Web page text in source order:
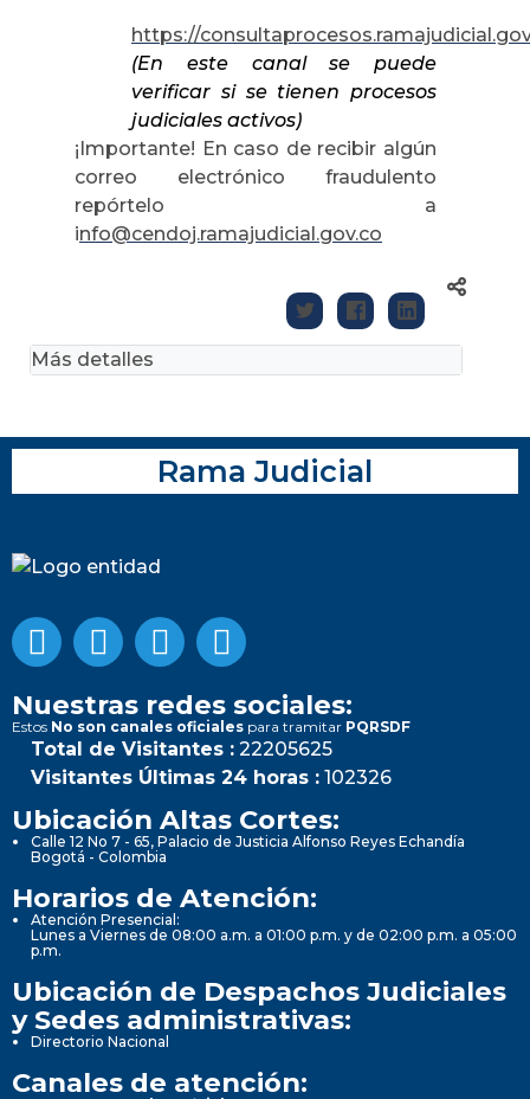
https://
(En este canal se puede
verificar si se tienen procesos
judiciales activos)
¡Importante! En caso de recibir algún
correo electrónico fraudulento
repórtelo a
info@cendoj.ramajudicial.gov.co
Más detalles
Rama Judicial
Nuestras redes sociales:
Estos No son canales oficiales para tramitar PQRSDF
Total de Visitantes : 22205625
Visitantes Últimas 24 horas : 102326
Ubicación Altas Cortes:
Calle 12 No 7 - 65, Palacio de Justicia Alfonso Reyes Echandía
Bogotá - Colombia
Horarios de Atención:
Atención Presencial:
Lunes a Viernes de 08:00 a.m. a 01:00 p.m. y de 02:00 p.m. a 05:00
p.m.
Ubicación de Despachos Judiciales
y Sedes administrativas:
Directorio Nacional
Canales de atención: